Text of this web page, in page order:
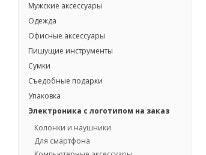
Мужские аксессуары
Одежда
Офисные аксессуары
Пишущие инструменты
Сумки
Съедобные подарки
Упаковка
Электроника с логотипом на заказ
Колонки и наушники
Для смартфона